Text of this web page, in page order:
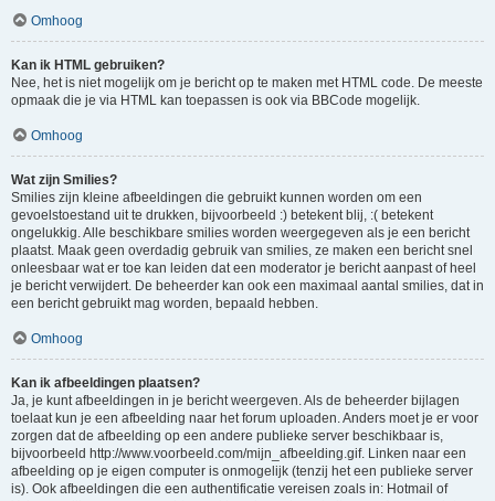
Omhoog
Kan ik HTML gebruiken?
Nee, het is niet mogelijk om je bericht op te maken met HTML code. De meeste
opmaak die je via HTML kan toepassen is ook via BBCode mogelijk.
Omhoog
Wat zijn Smilies?
Smilies zijn kleine afbeeldingen die gebruikt kunnen worden om een
gevoelstoestand uit te drukken, bijvoorbeeld :) betekent blij, :( betekent
ongelukkig. Alle beschikbare smilies worden weergegeven als je een bericht
plaatst. Maak geen overdadig gebruik van smilies, ze maken een bericht snel
onleesbaar wat er toe kan leiden dat een moderator je bericht aanpast of heel
je bericht verwijdert. De beheerder kan ook een maximaal aantal smilies, dat in
een bericht gebruikt mag worden, bepaald hebben.
Omhoog
Kan ik afbeeldingen plaatsen?
Ja, je kunt afbeeldingen in je bericht weergeven. Als de beheerder bijlagen
toelaat kun je een afbeelding naar het forum uploaden. Anders moet je er voor
zorgen dat de afbeelding op een andere publieke server beschikbaar is,
bijvoorbeeld http://www.voorbeeld.com/mijn_afbeelding.gif. Linken naar een
afbeelding op je eigen computer is onmogelijk (tenzij het een publieke server
is). Ook afbeeldingen die een authentificatie vereisen zoals in: Hotmail of